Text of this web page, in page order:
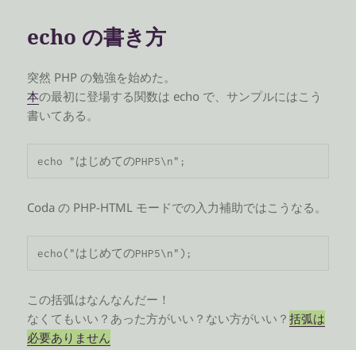
echo の書き方
突然 PHP の勉強を始めた。
本の最初に登場する関数は echo で、サンプルにはこう
書いてある。
echo "はじめてのPHP5\n";
Coda の PHP-HTML モードでの入力補助ではこうなる。
echo("はじめてのPHP5\n");
この括弧はなんなんだー！
なくてもいい？あった方がいい？ない方がいい？括弧は
必要ありません